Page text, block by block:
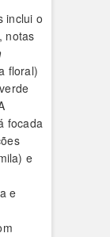
inclui o
notas
floral)
focada
e
e